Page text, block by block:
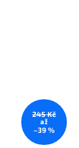
245 Kč
až
–39 %